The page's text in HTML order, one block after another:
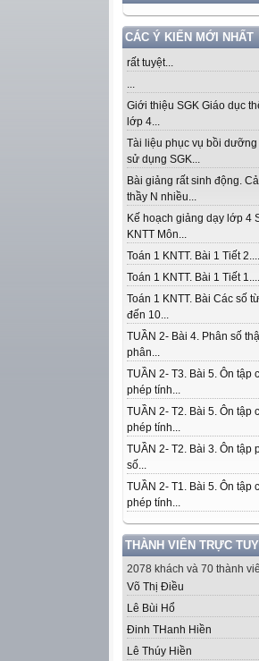
CÁC Ý KIẾN MỚI NHẤT
rất tuyệt...
...
Giới thiệu SGK Giáo dục
lớp 4...
Tài liệu phục vụ bồi dưỡng
sử dụng SGK...
Bài giảng rất sinh động.
thầy N nhiều...
Kế hoạch giảng dạy lớp 4
KNTT Môn...
Toán 1 KNTT. Bài 1 Tiết 2....
Toán 1 KNTT. Bài 1 Tiết 1....
Toán 1 KNTT. Bài Các số
đến 10...
TUẦN 2- Bài 4. Phân số
phân...
TUẦN 2- T3. Bài 5. Ôn tập
phép tính...
TUẦN 2- T2. Bài 5. Ôn tập
phép tính...
TUẦN 2- T2. Bài 3. Ôn tập
số...
TUẦN 2- T1. Bài 5. Ôn tập
phép tính...
THÀNH VIÊN TRỰC
2078 khách và 70 thành
Võ Thị Điều
Lê Bùi Hổ
Đinh THanh Hiền
Lê Thúy Hiền